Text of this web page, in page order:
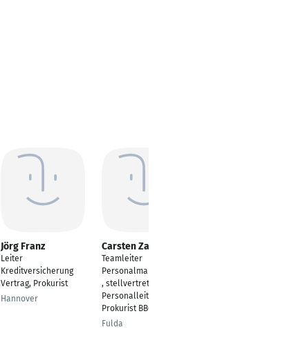
Jörg Franz
Leiter
Kreditversicherung
Vertrag, Prokurist
Hannover
Carsten Zabel
Teamleiter
Personalmanagement
, stellvertretender
Personalleiter,
Prokurist BBG
Fulda